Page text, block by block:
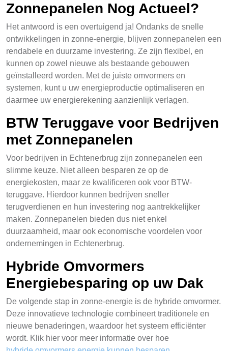
Zonnepanelen Nog Actueel?
Het antwoord is een overtuigend ja! Ondanks de snelle
ontwikkelingen in zonne-energie, blijven zonnepanelen een
rendabele en duurzame investering. Ze zijn flexibel, en
kunnen op zowel nieuwe als bestaande gebouwen
geïnstalleerd worden. Met de juiste omvormers en
systemen, kunt u uw energieproductie optimaliseren en
daarmee uw energierekening aanzienlijk verlagen.
BTW Teruggave voor Bedrijven
met Zonnepanelen
Voor bedrijven in Echtenerbrug zijn zonnepanelen een
slimme keuze. Niet alleen besparen ze op de
energiekosten, maar ze kwalificeren ook voor BTW-
teruggave. Hierdoor kunnen bedrijven sneller
terugverdienen en hun investering nog aantrekkelijker
maken. Zonnepanelen bieden dus niet enkel
duurzaamheid, maar ook economische voordelen voor
ondernemingen in Echtenerbrug.
Hybride Omvormers
Energiebesparing op uw Dak
De volgende stap in zonne-energie is de hybride omvormer.
Deze innovatieve technologie combineert traditionele en
nieuwe benaderingen, waardoor het systeem efficiënter
wordt. Klik hier voor meer informatie over hoe